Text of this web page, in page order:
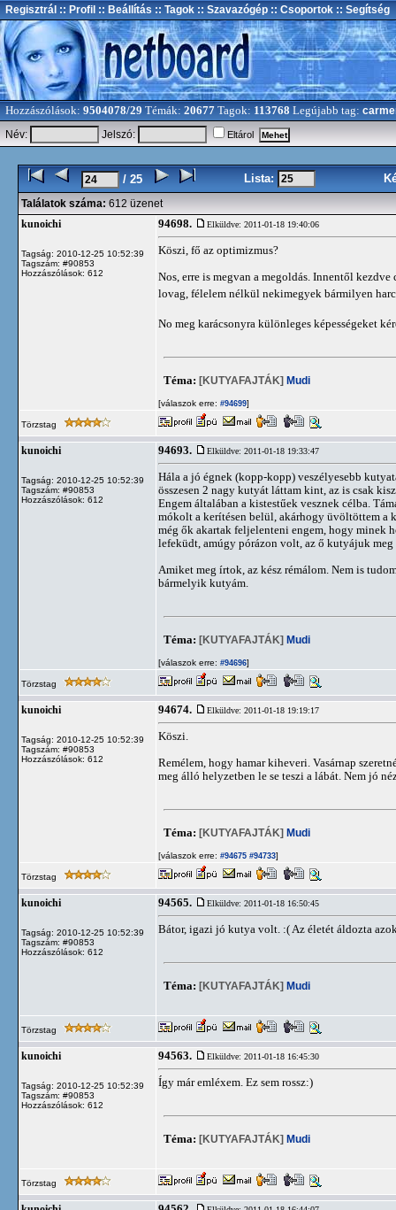
Regisztrál :: Profil :: Beállítás :: Tagok :: Szavazógép :: Csoportok :: Segítség
Hozzászólások: 9504078/29 Témák: 20677 Tagok: 113768 Legújabb tag:
Név:
Jelszó: Eltárol
/ 25 Lista:
Találatok száma: 612 üzenet
kunoichi
Tagság: 2010-12-25 10:52:39
Tagszám: #90853
Hozzászólások: 612
94698. Elküldve: 2011-01-18 19:40:06
Köszi, fő az optimizmus?
Nos, erre is megvan a megoldás. Innentől
lovag, félelem nélkül nekimegyek bármilyen
No meg karácsonyra különleges képességeket
Téma: [KUTYAFAJTÁK] Mudi
[válaszok erre: #94699]
Törzstag
kunoichi
Tagság: 2010-12-25 10:52:39
Tagszám: #90853
Hozzászólások: 612
94693. Elküldve: 2011-01-18 19:33:47
Hála a jó égnek (kopp-kopp) veszélyesebb
összesen 2 nagy kutyát láttam kint, az is csak
Engem általában a kistestűek vesznek célba.
mókolt a kerítésen belül, akárhogy üvöltöttem a
még ők akartak feljelenteni engem, hogy minek
lefeküdt, amúgy pórázon volt, az ő kutyájuk
Amiket meg írtok, az kész rémálom. Nem is
bármelyik kutyám.
Téma: [KUTYAFAJTÁK] Mudi
[válaszok erre: #94696]
Törzstag
kunoichi
Tagság: 2010-12-25 10:52:39
Tagszám: #90853
Hozzászólások: 612
94674. Elküldve: 2011-01-18 19:19:17
Köszi.
Remélem, hogy hamar kiheveri. Vasárnap
meg álló helyzetben le se teszi a lábát. Nem jó
Téma: [KUTYAFAJTÁK] Mudi
[válaszok erre: #94675 #94733]
Törzstag
kunoichi
Tagság: 2010-12-25 10:52:39
Tagszám: #90853
Hozzászólások: 612
94565. Elküldve: 2011-01-18 16:50:45
Bátor, igazi jó kutya volt. :( Az életét áldozta
Téma: [KUTYAFAJTÁK] Mudi
Törzstag
kunoichi
Tagság: 2010-12-25 10:52:39
Tagszám: #90853
Hozzászólások: 612
94563. Elküldve: 2011-01-18 16:45:30
Így már emléxem. Ez sem rossz:)
Téma: [KUTYAFAJTÁK] Mudi
Törzstag